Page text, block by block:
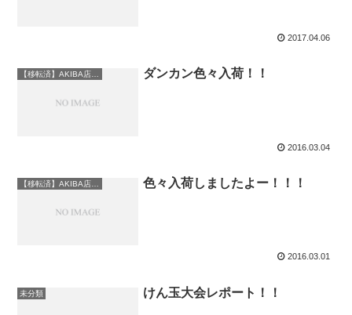
2017.04.06
【移転済】AKIBA店情報 ダンカン色々入荷！！
2016.03.04
色々入荷しましたよー！！！
2016.03.01
未分類 けん玉大会レポート！！